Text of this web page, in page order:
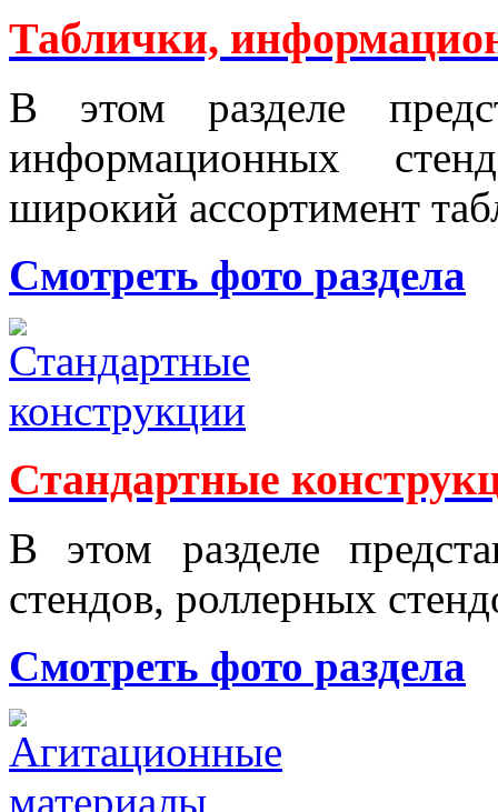
Таблички,
В этом разделе
информационных
широкий ассортимент
Смотреть фото раздела
Стандартные
В этом разделе
стендов, роллерных
Смотреть фото раздела